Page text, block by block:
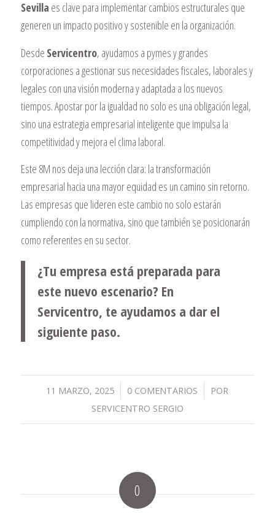
Sevilla es clave para implementar cambios estructurales que
generen un impacto positivo y sostenible en la organización.
Desde Servicentro, ayudamos a pymes y grandes
corporaciones a gestionar sus necesidades fiscales, laborales y
legales con una visión moderna y adaptada a los nuevos
tiempos. Apostar por la igualdad no solo es una obligación legal,
sino una estrategia empresarial inteligente que impulsa la
competitividad y mejora el clima laboral.
Este 8M nos deja una lección clara: la transformación
empresarial hacia una mayor equidad es un camino sin retorno.
Las empresas que lideren este cambio no solo estarán
cumpliendo con la normativa, sino que también se posicionarán
como referentes en su sector.
¿Tu empresa está preparada para
este nuevo escenario? En
Servicentro, te ayudamos a dar el
siguiente paso.
11 MARZO, 2025
/ 0 COMENTARIOS
/
POR
SERVICENTRO SERGIO
0